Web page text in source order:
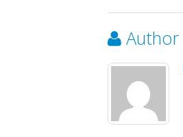
Author